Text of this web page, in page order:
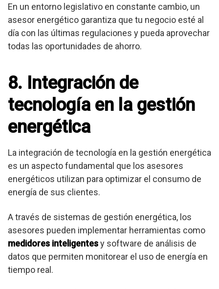
En un entorno legislativo en constante cambio, un
asesor energético garantiza que tu negocio esté al
día con las últimas regulaciones y pueda aprovechar
todas las oportunidades de ahorro.
8. Integración de
tecnología en la gestión
energética
La integración de tecnología en la gestión energética
es un aspecto fundamental que los asesores
energéticos utilizan para optimizar el consumo de
energía de sus clientes.
A través de sistemas de gestión energética, los
asesores pueden implementar herramientas como
medidores inteligentesy software de análisis de
datos que permiten monitorear el uso de energía en
tiempo real.